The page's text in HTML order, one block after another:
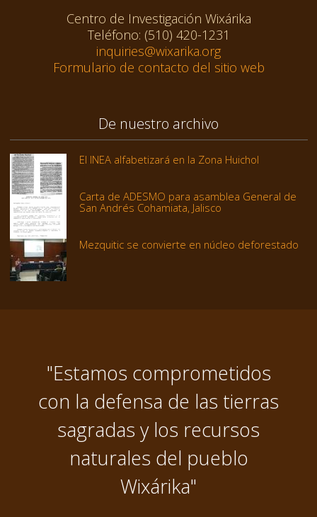
Centro de Investigación Wixárika
Teléfono: (510) 420-1231
inquiries@wixarika.org
Formulario de contacto del sitio web
De nuestro archivo
El INEA alfabetizará en la Zona Huichol
Carta de ADESMO para asamblea General de
San Andrés Cohamiata, Jalisco
Mezquitic se convierte en núcleo deforestado
"Estamos comprometidos
con la defensa de las tierras
sagradas y los recursos
naturales del pueblo
Wixárika"